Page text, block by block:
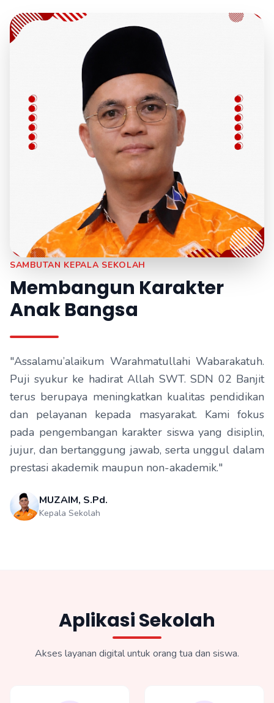
SAMBUTAN KEPALA SEKOLAH
Membangun Karakter
Anak Bangsa
"Assalamu’alaikum Warahmatullahi Wabarakatuh.
Puji syukur ke hadirat Allah SWT. SDN 02 Banjit
terus berupaya meningkatkan kualitas pendidikan
dan pelayanan kepada masyarakat. Kami fokus
pada pengembangan karakter siswa yang disiplin,
jujur, dan bertanggung jawab, serta unggul dalam
prestasi akademik maupun non-akademik."
MUZAIM, S.Pd.
Kepala Sekolah
Aplikasi Sekolah
Akses layanan digital untuk orang tua dan siswa.